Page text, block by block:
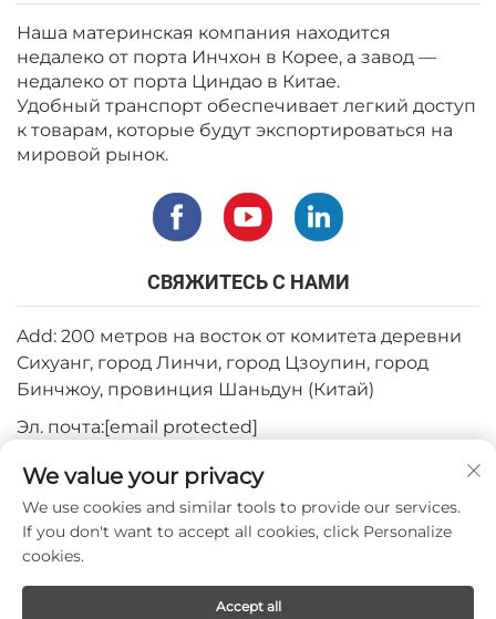
Наша материнская компания находится
недалеко от порта Инчхон в Корее, а завод —
недалеко от порта Циндао в Китае.
Удобный транспорт обеспечивает легкий доступ
к товарам, которые будут экспортироваться на
мировой рынок.
СВЯЖИТЕСЬ С НАМИ
Add: 200 метров на восток от комитета деревни
Сихуанг, город Линчи, город Цзоупин, город
Бинчжоу, провинция Шаньдун (Китай)
Эл. почта:[email protected]
Тел.:
+82-3180427370
Телефон:+86-15564344404
WhatsApp: +82-1022396668
Авторское право © 2024 Mepro Medical Co.,Ltd.
We value your privacy
We use cookies and similar tools to provide our services.
If you don't want to accept all cookies, click Personalize
cookies.
Accept all